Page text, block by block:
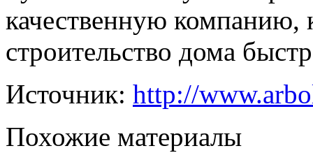
качественную компанию,
строительство дома
Источник: http://
Похожие материалы